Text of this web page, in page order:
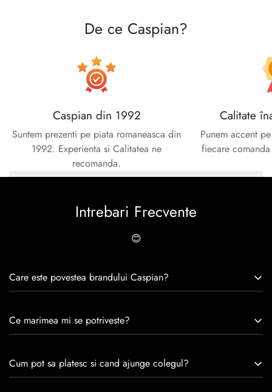
De ce Caspian?
Caspian din 1992
Suntem prezenti pe piata romaneasca din
1992. Experienta si Calitatea ne
recomanda.
Calitate
Punem accent
fiecare
Intrebari Frecvente
😊
Care este povestea brandului Caspian?
experiență de peste 30 de ani în industria modei, Caspian se
satisfacția clienților.Fiecare pereche de încălțăminte Caspian
este creată cu mândrie de meșteri pricepuți, care aduc la
Ce marimea mi se potriveste?
Cum pot sa platesc si cand ajunge colegul?